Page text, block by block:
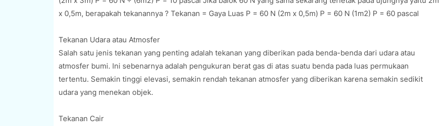
x 0,5m, berapakah tekanannya ? Tekanan = Gaya Luas P = 60 N (2m x 0,5m) P = 60 N (1m2) P = 60 pascal
Tekanan Udara atau Atmosfer
Salah satu jenis tekanan yang penting adalah tekanan yang diberikan pada benda-benda dari udara atau
atmosfer bumi. Ini sebenarnya adalah pengukuran berat gas di atas suatu benda pada luas permukaan
tertentu. Semakin tinggi elevasi, semakin rendah tekanan atmosfer yang diberikan karena semakin sedikit
udara yang menekan objek.
Tekanan Cair